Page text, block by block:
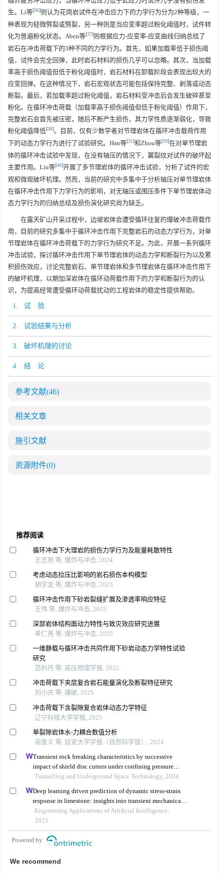
生。Li等[36]则认为花岗岩试件在冲击应力下的力学行为分为2种等级，一
种表现为轻微劈裂或劈裂，另一种则是当应变率超过粉化阈值时，试件转
化为普遍粉化状态。Aben等[37]则根据应力-应变率-应变曲线归纳总结了
岩石在冲击荷载下的3种不同的力学行为。首先，如果加载率低于损伤阈
值，试件会完全回弹，此时岩石材料的损伤几乎可以忽略。其次，当加载
率高于损伤阈值但低于粉化阈值时，岩石材料在卸载阶段会表现出较大的
应变回弹。在这种情况下，岩石宏观状态可能包括保持完整、剥落或动态
断裂。最后，若加载率超过粉化阈值，岩石材料受冲击后会发生破碎甚至
粉化。在循环冲击荷载（加载率高于损伤阈值但低于粉化阈值）作用下，
完整岩石会首先被压密，随后不断产生损伤，其力学性质逐渐弱化，导致
粉化阈值降低[38]。目前，仅有少数学者对节理岩体在循环冲击载荷作用
下的动态力学行为进行了试验研究。Han等[31]和Zhou等[39]在对单节理岩
体的循环冲击试验中发现，在没有轴压的情况下，翼裂纹对试件的破坏起
主要作用。Liu等[40]开展了多节理岩体的循环冲击试验，分析了试件的宏
观和微观破坏机理。然而，当前的研究中多集中于分析轴压对单节理岩体
在循环冲击作用下力学行为的影响，对无轴压或围压条件下单节理岩体动
态力学行为的归纳总结及损伤演化研究尚为缺乏。
在露天矿山开采过程中，边坡岩体会遭受循环往复的爆破冲击荷载作
用，目前的研究多集中于循环冲击作用下完整岩石的动态力学行为，对单
节理岩体在循环冲击荷载下的力学行为研究不足。为此，开展一系列循环
冲击试验，探讨循环冲击作用下单节理岩体的动态力学和断裂行为以及累
积损伤效应，讨论完整岩石、单节理岩体和多节理岩体在循环冲击作用下
的破坏机理，以期加深岩体在循环动荷载作用下的力学和断裂行为的认
识，为提高经常遭受循环动荷载扰动的工程岩体的稳定性提供帮助。
1. 试 验
2. 试验结果与分析
3. 破坏机理的讨论
4. 结 论
参考文献(46)
相关文章
施引文献
资源附件(0)
推荐阅读
循环冲击下大理岩的损伤力学行为及能量耗散特性
王志亮 等, 爆炸与冲击, 2024
考虑动态拉压比影响的岩石损伤本构模型
胡学龙 等, 爆炸与冲击, 2025
循环冲击作用下砂岩裂缝扩展及渗透率响应特征
王伟 等, 爆炸与冲击, 2025
深部岩体结构面动力特性与致灾效应研究进展
单仁亮 等, 爆炸与冲击, 2025
一维静载与循环冲击共同作用下砂岩动态力学特性试验
研究
范利丹 等, 高压物理学报, 2022
冲击荷载下夹层复合岩石能量演化及断裂特征研究
刘小庆 等, 爆破, 2025
冲击荷载下含裂隙复合岩体动态力学特征
辽宁科技大学学报, 2025
单裂隙岩体水-力耦合数值分析
高俊义 等, 延安大学学报（自然科学版）, 2024
Transient rock breaking characteristics by successive
impact of shield disc cutters under confining pressure
conditions
Tunnelling and Underground Space Technology, 2024
Deep learning driven prediction of dynamic stress-strain
response in limestone: insights into transient mechanical
behavior under complex loadings for shield tunneling
Engineering Applications of Artificial Intelligence,
2025
Powered by
We recommend